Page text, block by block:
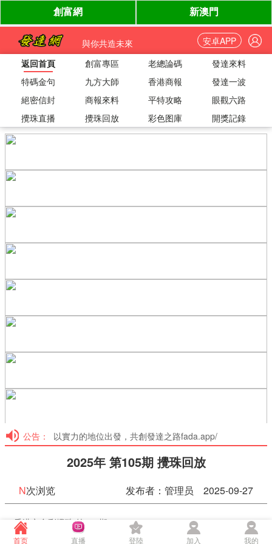
與你共造未來
安卓APP
返回首頁
創富專區 老總論碼
發達來料
特碼金句
九方大師 香港商報
發達一波
絕密信封
商報來料 平特攻略
眼觀六路
攪珠直播
攪珠回放 彩色图庫 開獎記錄
公告： 以實力的地位出發，共創發達之路fada.app/
2025年 第105期 攪珠回放
N次浏览 发布者：管理员 2025-09-27
香港六合彩攪珠 第105期
加入會員看高清攪珠直播
18:54:32
首页 直播 登陸 加入 我的